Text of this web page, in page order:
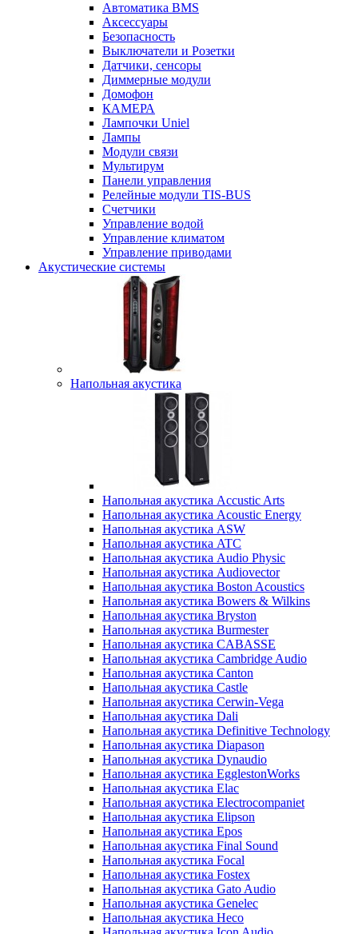
Автоматика BMS
Аксессуары
Безопасность
Выключатели и Розетки
Датчики, сенсоры
Диммерные модули
Домофон
КАМЕРА
Лампочки Uniel
Лампы
Модули связи
Мультирум
Панели управления
Релейные модули TIS-BUS
Счетчики
Управление водой
Управление климатом
Управление приводами
Акустические системы
Напольная акустика
Напольная акустика Accustic Arts
Напольная акустика Acoustic Energy
Напольная акустика ASW
Напольная акустика ATC
Напольная акустика Audio Physic
Напольная акустика Audiovector
Напольная акустика Boston Acoustics
Напольная акустика Bowers & Wilkins
Напольная акустика Bryston
Напольная акустика Burmester
Напольная акустика CABASSE
Напольная акустика Cambridge Audio
Напольная акустика Canton
Напольная акустика Castle
Напольная акустика Cerwin-Vega
Напольная акустика Dali
Напольная акустика Definitive Technology
Напольная акустика Diapason
Напольная акустика Dynaudio
Напольная акустика EgglestonWorks
Напольная акустика Elac
Напольная акустика Electrocompaniet
Напольная акустика Elipson
Напольная акустика Epos
Напольная акустика Final Sound
Напольная акустика Focal
Напольная акустика Fostex
Напольная акустика Gato Audio
Напольная акустика Genelec
Напольная акустика Heco